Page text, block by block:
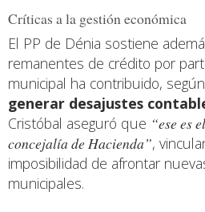
Críticas a la gestión económica
El PP de Dénia sostiene
remanentes de crédito por
municipal ha contribuido,
generar desajustes
Cristóbal aseguró que “ese es
concejalía de Hacienda”,
imposibilidad de afrontar
municipales.